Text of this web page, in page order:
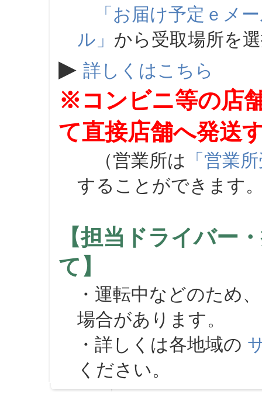
「お届け予定ｅメ
ル」 から受取場所を
▶ 詳しくはこちら
※コンビニ等の店
て直接店舗へ発送
（営業所は 「営業
することができます
【担当ドライバー
て】
・運転中などのため
場合があります。
・詳しくは各地域の
ください。